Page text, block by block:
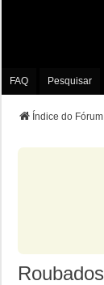
FAQ Pesquisar
Índice do Fórum
Roubados